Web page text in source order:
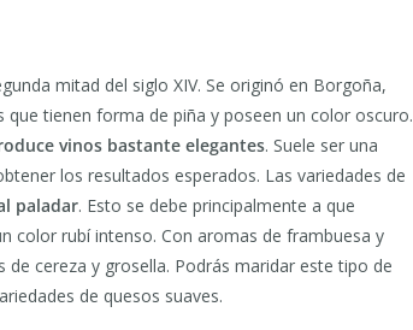
mitad del siglo XIV. Se originó en Borgoña,
tienen forma de piña y poseen un color oscuro.
vinos bastante elegantes. Suele ser una
los resultados esperados. Las variedades de
paladar. Esto se debe principalmente a que
color rubí intenso. Con aromas de frambuesa y
cereza y grosella. Podrás maridar este tipo de
de quesos suaves.